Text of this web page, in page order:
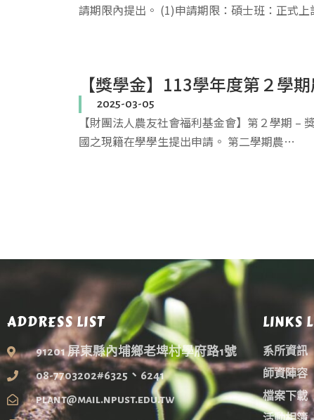
請期限內提出。 (1)申請期限：碩士班：正式
【獎學金】113學年度第２學
2025-03-05
【財團法人農友社會福利基金會】第２學期
國之現籍在學學生提出申請。 第二學期農…
ADDRESS LIST
91201 屏東縣內埔鄉老埤村學府路1號
08-7703202#6325、6241
plant@mail.npust.edu.tw
LINKS
系所資訊
師資陣容
檔案下載